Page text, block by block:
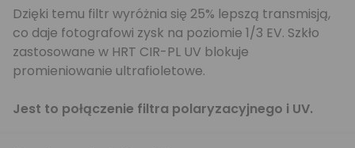
Dzięki temu filtr wyróżnia się 25% lepszą transmisją,
co daje fotografowi zysk na poziomie 1/3 EV. Szkło
zastosowane w HRT CIR-PL UV blokuje
promieniowanie ultrafioletowe.
Jest to połączenie filtra polaryzacyjnego i UV.